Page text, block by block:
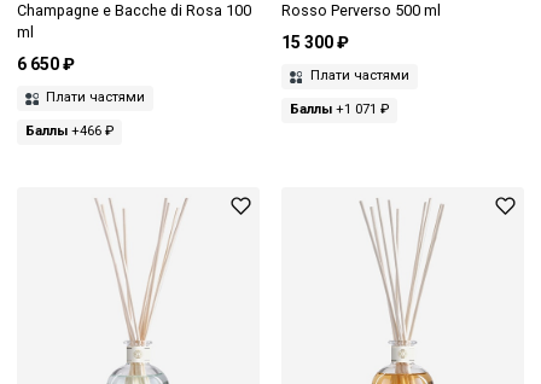
Champagne e Bacche di Rosa 100
ml
6 650 ₽
Плати частями
Баллы +466 ₽
Rosso Perverso 500 ml
15 300 ₽
Плати частями
Баллы+1 071 ₽